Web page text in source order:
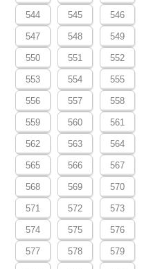
544 545 546
547 548 549
550 551 552
553 554 555
556 557 558
559 560 561
562 563 564
565 566 567
568 569 570
571 572 573
574 575 576
577 578 579